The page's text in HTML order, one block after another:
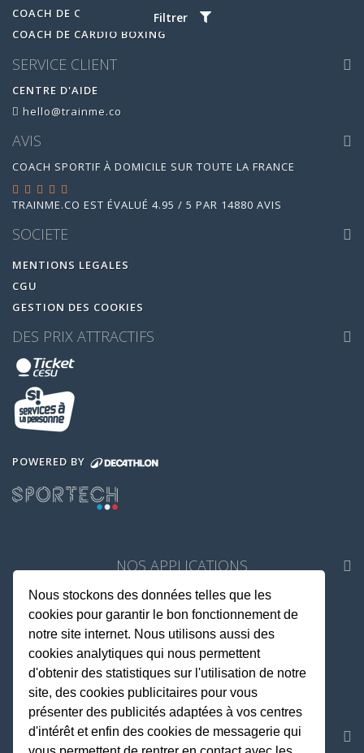
Filtrer
COACH DE QI GONG
COACH DE CARDIO BOXING
SERVICE CLIENT
CENTRE D'AIDE
hello@trainme.co
AVIS
COACH SPORTIF À DOMICILE SUR TOUTE LA FRANCE
TRAINME.CO EST ÉVALUÉ 4.95 / 5 PAR 14880 AVIS
SOCIETE
MENTIONS LEGALES
CGU
GESTION DES COOKIES
DES PRIX ATTRACTIFS
POWERED BY
NOS APPLICATIONS
REJOIGNEZ LA COMMUNAUTE
Nous stockons des données telles que les
cookies pour garantir le bon fonctionnement de
notre site internet. Nous utilisons aussi des
cookies analytiques qui nous permettent
d'obtenir des statistiques sur l'utilisation de notre
site, des cookies publicitaires pour vous
présenter des publicités adaptées à vos centres
d'intérêt et enfin des cookies de messagerie qui